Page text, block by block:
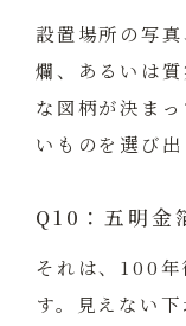
設置場所の写
爛、あるいは
な図柄が決まっ
いものを選び
Q10：五明金
それは、100年
す。見えない